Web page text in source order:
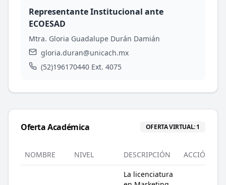
Representante Institucional ante
ECOESAD
Mtra. Gloria Guadalupe Durán Damián
gloria.duran@unicach.mx
(52)196170440 Ext. 4075
Oferta Académica OFERTA VIRTUAL:1
NOMBRE NIVEL DESCRIPCIÓN ACCIÓN
La licenciatura